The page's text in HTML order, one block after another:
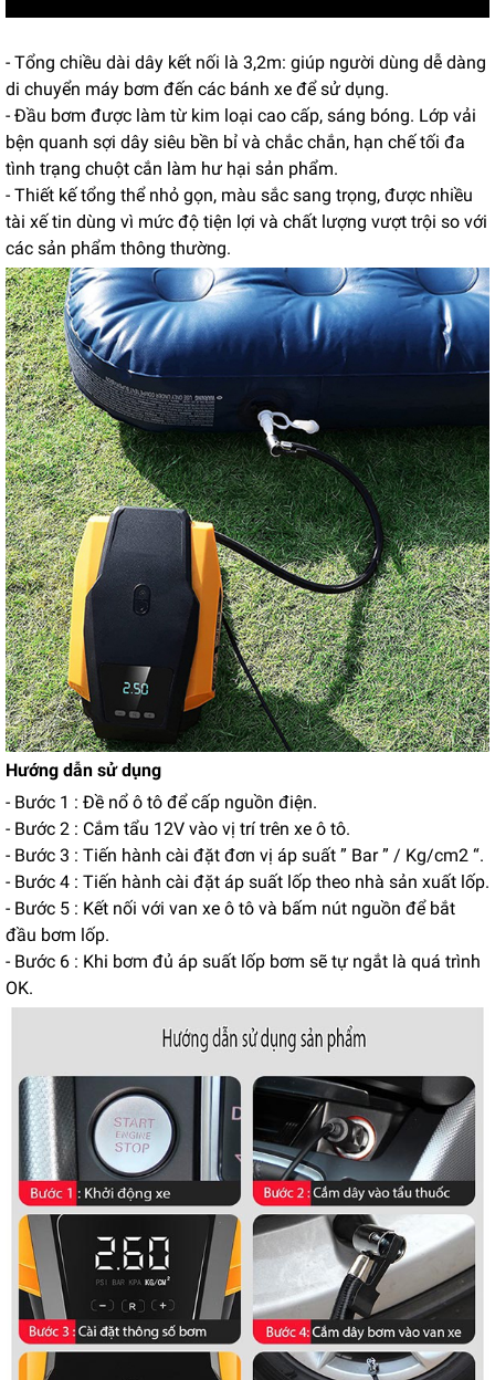
- Tổng chiều dài dây kết nối là 3,2m: giúp người dùng dễ dàng
di chuyển máy bơm đến các bánh xe để sử dụng.
- Đầu bơm được làm từ kim loại cao cấp, sáng bóng. Lớp vải
bện quanh sợi dây siêu bền bỉ và chắc chắn, hạn chế tối đa
tình trạng chuột cắn làm hư hại sản phẩm.
- Thiết kế tổng thể nhỏ gọn, màu sắc sang trọng, được nhiều
tài xế tin dùng vì mức độ tiện lợi và chất lượng vượt trội so với
các sản phẩm thông thường.
Hướng dẫn sử dụng
- Bước 1 : Đề nổ ô tô để cấp nguồn điện.
- Bước 2 : Cắm tẩu 12V vào vị trí trên xe ô tô.
- Bước 3 : Tiến hành cài đặt đơn vị áp suất ” Bar ” / Kg/cm2 “.
- Bước 4 : Tiến hành cài đặt áp suất lốp theo nhà sản xuất lốp.
- Bước 5 : Kết nối với van xe ô tô và bấm nút nguồn để bắt
đầu bơm lốp.
- Bước 6 : Khi bơm đủ áp suất lốp bơm sẽ tự ngắt là quá trình
OK.